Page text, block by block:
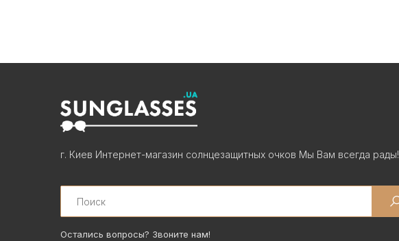
г. Киев Интернет-магазин солнцезащитных очков Мы Вам всегда рады!
Search
Остались вопросы? Звоните нам!